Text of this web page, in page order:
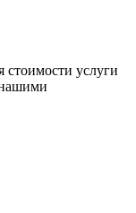
услуги